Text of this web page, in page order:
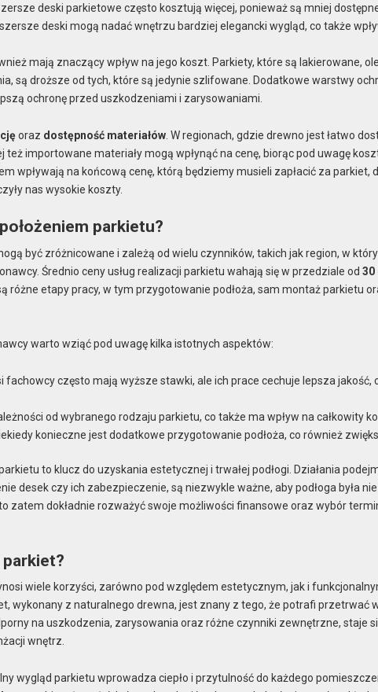
deski parkietowe często kosztują więcej, ponieważ są mniej
deski mogą nadać wnętrzu bardziej elegancki wygląd, co także
mają znaczący wpływ na jego koszt. Parkiety, które są lakierowane,
są droższe od tych, które są jedynie szlifowane. Dodatkowe warstwy
ochronę przed uszkodzeniami i zarysowaniami.
oraz dostępność materiałów. W regionach, gdzie drewno jest łatwo
też importowane materiały mogą wpłynąć na cenę, biorąc pod uwagę
wpływają na końcową cenę, którą będziemy musieli zapłacić za parkiet,
nas wysokie koszty.
parkietu?
być zróżnicowane i zależą od wielu czynników, takich jak region, w
Średnio ceny usług realizacji parkietu wahają się w przedziale od30
różne etapy pracy, w tym przygotowanie podłoża, sam montaż parkietu
warto wziąć pod uwagę kilka istotnych aspektów:
fachowcy często mają wyższe stawki, ale ich prace cechuje lepsza jakość,
od wybranego rodzaju parkietu, co także ma wpływ na całkowity
konieczne jest dodatkowe przygotowanie podłoża, co również
to klucz do uzyskania estetycznej i trwałej podłogi. Działania
desek czy ich zabezpieczenie, są niezwykle ważne, aby podłoga była nie
zatem dokładnie rozważyć swoje możliwości finansowe oraz wybór
wiele korzyści, zarówno pod względem estetycznym, jak i
wykonany z naturalnego drewna, jest znany z tego, że potrafi przetrwać
na uszkodzenia, zarysowania oraz różne czynniki zewnętrzne, staje
wnętrz.
wygląd parkietu wprowadza ciepło i przytulność do każdego